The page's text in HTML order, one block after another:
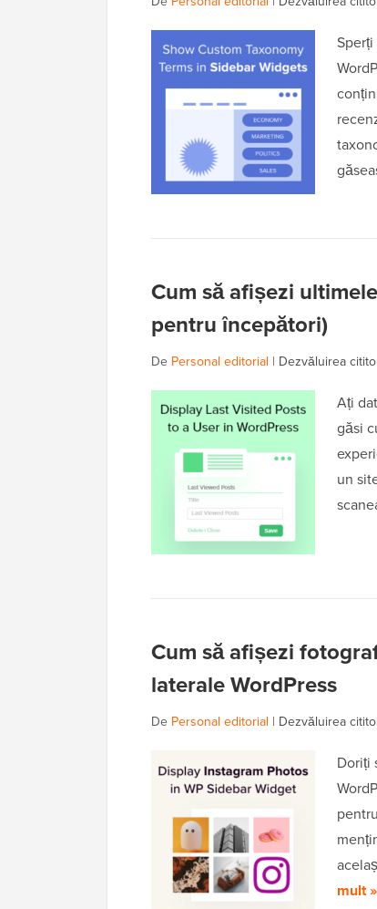
Cum să afișezi
pentru începători)
De Personal editorial | Dezvăluirea
Ați
găsi
un
Cum să afișezi
laterale WordPress
De Personal editorial | Dezvăluirea
Doriți
mult »